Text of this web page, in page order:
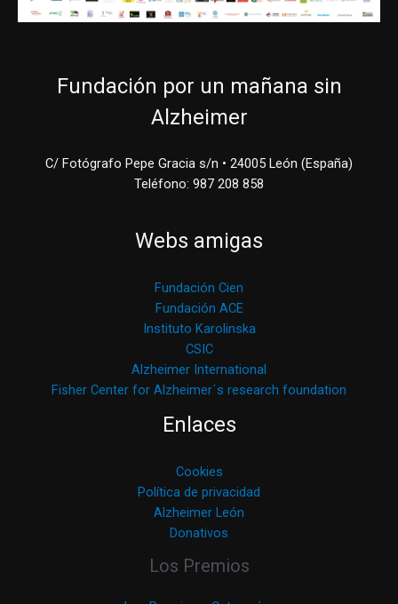
Fundación por un mañana sin
Alzheimer
C/ Fotógrafo Pepe Gracia s/n • 24005 León (España)
Teléfono: 987 208 858
Webs amigas
Fundación Cien
Fundación ACE
Instituto Karolinska
CSIC
Alzheimer International
Fisher Center for Alzheimer´s research foundation
Enlaces
Cookies
Política de privacidad
Alzheimer León
Donativos
Los Premios